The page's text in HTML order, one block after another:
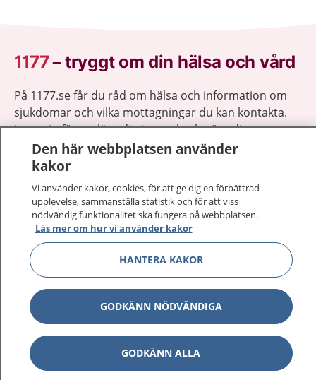
1177–tryggt om din hälsa och vård
På 1177.se får du råd om hälsa och information om
sjukdomar och vilka mottagningar du kan kontakta.
Logga in för att läsa din journal och göra dina
vårdärenden. Ring telefonnummer 1177 för
sjukvårdsrådgivning dygnet runt.
1177 på flera språk Visa
Om 1177 Visa
Kontakt Visa
Den här webbplatsen använder
kakor
Vi använder kakor, cookies, för att ge dig en förbättrad
upplevelse, sammanställa statistik och för att viss
nödvändig funktionalitet ska fungera på webbplatsen.
Läs mer om hur vi använder kakor
HANTERA KAKOR
GODKÄNN NÖDVÄNDIGA
GODKÄNN ALLA